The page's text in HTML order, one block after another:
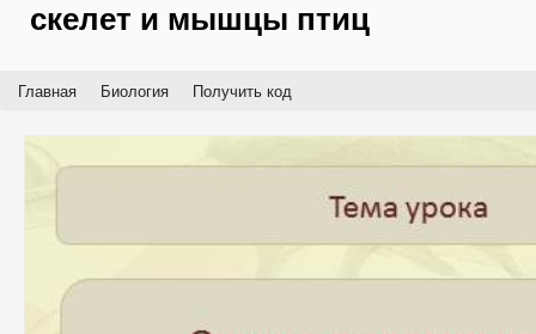
скелет и мышцы птиц
Главная Биология Получить код